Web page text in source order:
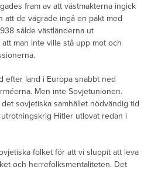
fram av att västmakterna ingick
att de vägrade ingå en pakt med
sålde västländerna ut
man inte ville stå upp mot och
efter land i Europa snabbt ned
Men inte Sovjetunionen.
sovjetiska samhället nödvändig tid
Hitler utlovat redan i
folket för att vi sluppit att leva
och herrefolksmentaliteten. Det